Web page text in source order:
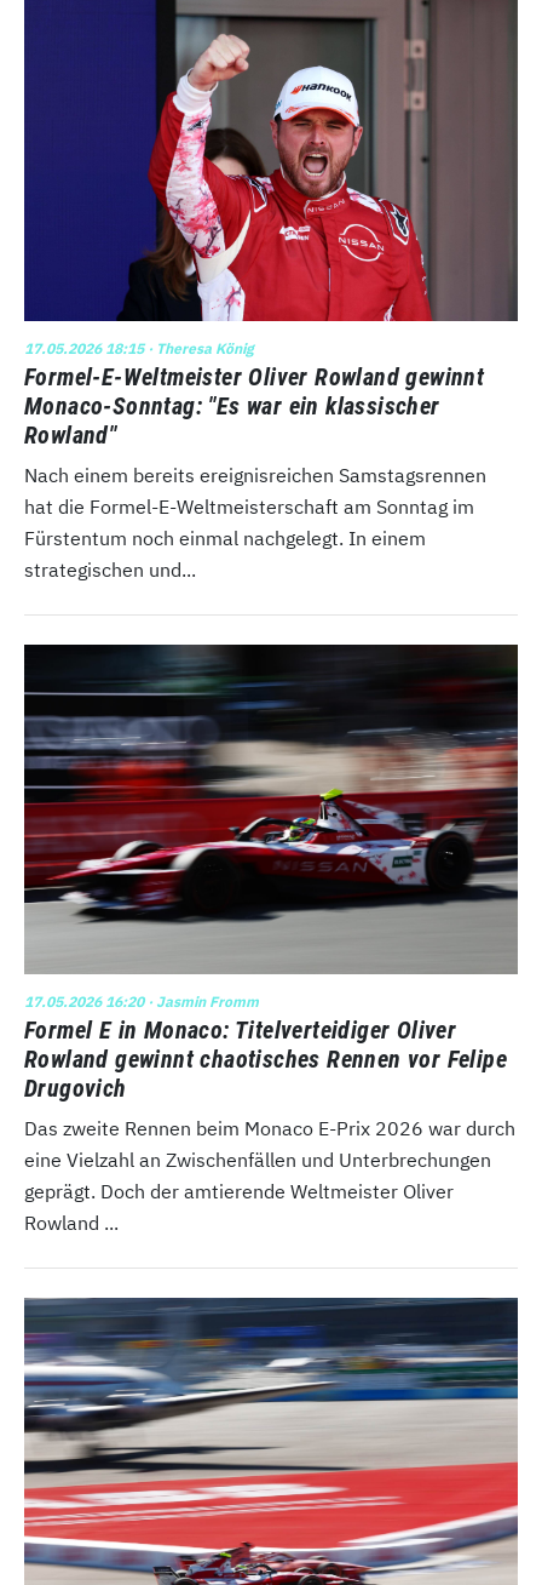
17.05.2026 18:15· Theresa König
Formel-E-Weltmeister Oliver Rowland gewinnt
Monaco-Sonntag: "Es war ein klassischer
Rowland"
Nach einem bereits ereignisreichen Samstagsrennen
hat die Formel-E-Weltmeisterschaft am Sonntag im
Fürstentum noch einmal nachgelegt. In einem
strategischen und...
17.05.2026 16:20· Jasmin Fromm
Formel E in Monaco: Titelverteidiger Oliver
Rowland gewinnt chaotisches Rennen vor Felipe
Drugovich
Das zweite Rennen beim Monaco E-Prix 2026 war durch
eine Vielzahl an Zwischenfällen und Unterbrechungen
geprägt. Doch der amtierende Weltmeister Oliver
Rowland ...